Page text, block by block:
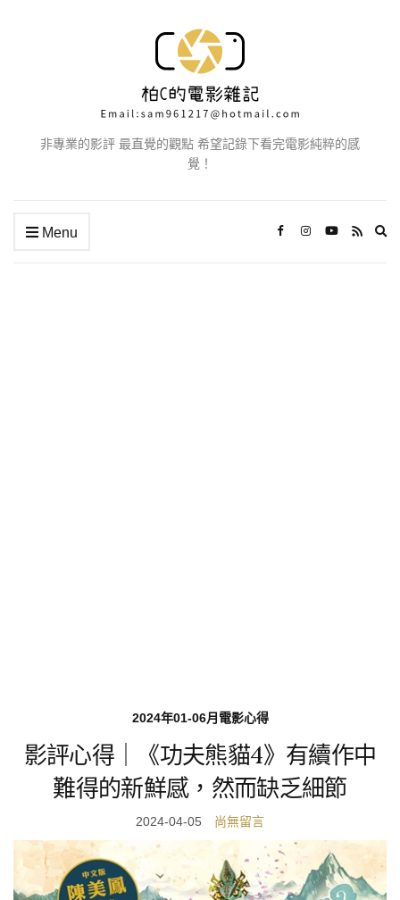
非專業的影評 最直覺的觀點 希望記錄下看完電影純粹的感
覺！
Menu
2024年01-06月電影心得
影評心得｜《功夫熊貓4》有續作中
難得的新鮮感，然而缺乏細節
2024-04-05 尚無留言